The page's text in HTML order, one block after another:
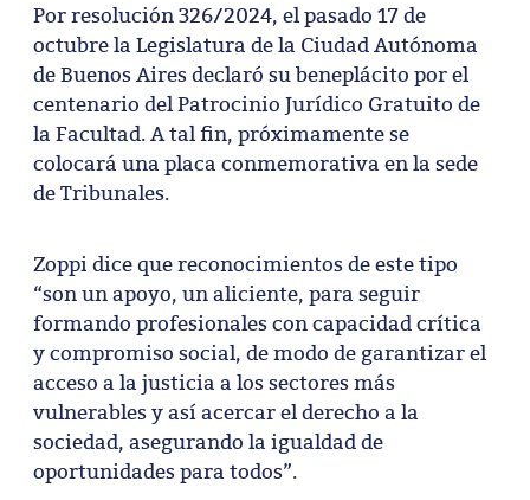
Por resolución 326/2024, el pasado 17 de
octubre la Legislatura de la Ciudad Autónoma
de Buenos Aires declaró su beneplácito por el
centenario del Patrocinio Jurídico Gratuito de
la Facultad. A tal fin, próximamente se
colocará una placa conmemorativa en la sede
de Tribunales.
Zoppi dice que reconocimientos de este tipo
“son un apoyo, un aliciente, para seguir
formando profesionales con capacidad crítica
y compromiso social, de modo de garantizar el
acceso a la justicia a los sectores más
vulnerables y así acercar el derecho a la
sociedad, asegurando la igualdad de
oportunidades para todos”.